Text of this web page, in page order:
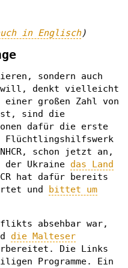
in Englisch)
sondern auch
denkt vielleicht
einer großen Zahl von
sind die
dafür die erste
schon jetzt an,
der Ukraine das Land
hat dafür bereits
und
bittet um
absehbar war,
die Malteser
Die Links
Programme. Ein